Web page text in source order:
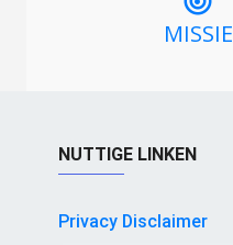
MISSIE
NUTTIGE LINKEN
Privacy Disclaimer